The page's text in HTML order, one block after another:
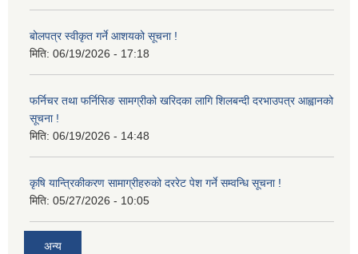
बोलपत्र स्वीकृत गर्ने आशयको सूचना !
मिति: 06/19/2026 - 17:18
फर्निचर तथा फर्निसिङ सामग्रीको खरिदका लागि शिलबन्दी दरभाउपत्र आह्वानको
सूचना !
मिति: 06/19/2026 - 14:48
कृषि यान्त्रिकीकरण सामाग्रीहरुको दररेट पेश गर्ने सम्वन्धि सूचना !
मिति: 05/27/2026 - 10:05
अन्य